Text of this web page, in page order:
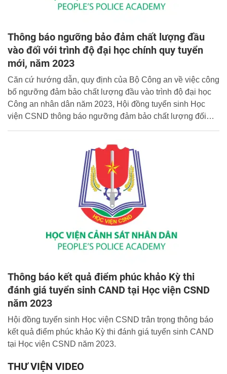
Thông báo ngưỡng bảo đảm chất lượng đầu
vào đối với trình độ đại học chính quy tuyển
mới, năm 2023
Căn cứ hướng dẫn, quy định của Bộ Công an về việc công
bố ngưỡng đảm bảo chất lượng đầu vào trình độ đại học
Công an nhân dân năm 2023, Hội đồng tuyển sinh Học
viện CSND thông báo ngưỡng đảm bảo chất lượng đối
Thông báo kết quả điểm phúc khảo Kỳ thi
đánh giá tuyển sinh CAND tại Học viện CSND
năm 2023
Hội đồng tuyển sinh Học viện CSND trân trọng thông báo
kết quả điểm phúc khảo Kỳ thi đánh giá tuyển sinh CAND
tại Học viện CSND năm 2023.
THƯ VIỆN VIDEO